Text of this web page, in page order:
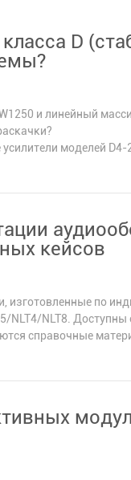
D
и линейный
моделей D4-
кейсов
изготовленные по
NLT4/NLT8. Доступны
справочные